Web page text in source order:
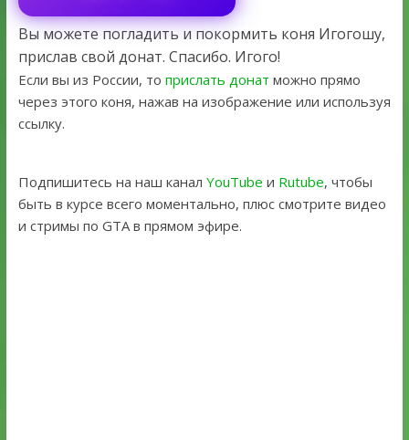
Вы можете погладить и покормить коня Игогошу,
прислав свой донат. Спасибо. Игого!
Если вы из России, то прислать донат можно прямо
через этого коня, нажав на изображение или используя
ссылку.
Подпишитесь на наш канал YouTube и Rutube, чтобы
быть в курсе всего моментально, плюс смотрите видео
и стримы по GTA в прямом эфире.